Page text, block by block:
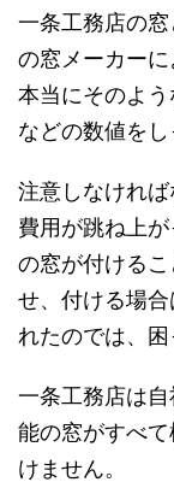
一条工務店の
の窓メーカーに
本当にそのよ
などの数値をし
注意しなけれ
費用が跳ね上
の窓が付ける
せ、付ける場
れたのでは、困
一条工務店は
能の窓がすべ
けません。